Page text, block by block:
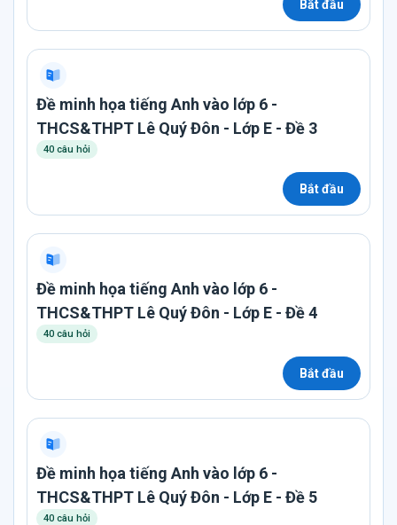
Bắt đầu
Đề minh họa tiếng Anh vào lớp 6 -
THCS&THPT Lê Quý Đôn - Lớp E - Đề 3
40 câu hỏi
Bắt đầu
Đề minh họa tiếng Anh vào lớp 6 -
THCS&THPT Lê Quý Đôn - Lớp E - Đề 4
40 câu hỏi
Bắt đầu
Đề minh họa tiếng Anh vào lớp 6 -
THCS&THPT Lê Quý Đôn - Lớp E - Đề 5
40 câu hỏi